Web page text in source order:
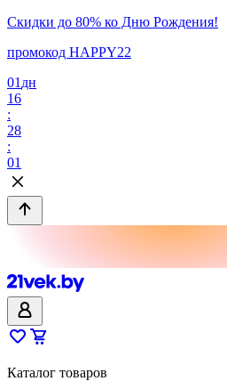
Скидки до 80% ко Дню Рождения!
промокод HAPPY22
01 дн
16
:
28
:
01
Каталог товаров